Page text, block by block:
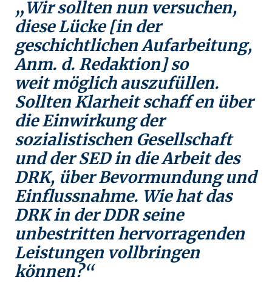
„Wir sollten nun versuchen,
diese Lücke [in der
geschichtlichen Aufarbeitung,
Anm. d. Redaktion] so
weit möglich auszufüllen.
Sollten Klarheit schaff en über
die Einwirkung der
sozialistischen Gesellschaft
und der SED in die Arbeit des
DRK, über Bevormundung und
Einflussnahme. Wie hat das
DRK in der DDR seine
unbestritten hervorragenden
Leistungen vollbringen
können?“